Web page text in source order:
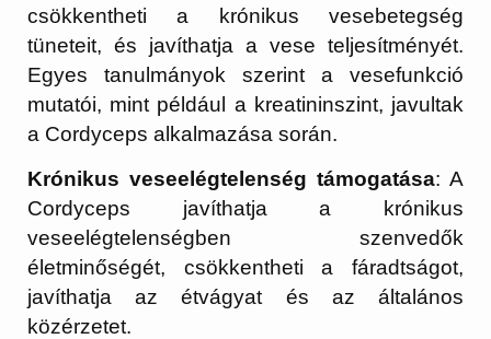
csökkentheti a krónikus vesebetegség
tüneteit, és javíthatja a vese teljesítményét.
Egyes tanulmányok szerint a vesefunkció
mutatói, mint például a kreatininszint, javultak
a Cordyceps alkalmazása során.
Krónikus veseelégtelenség támogatása: A
Cordyceps javíthatja a krónikus
veseelégtelenségben szenvedők
életminőségét, csökkentheti a fáradtságot,
javíthatja az étvágyat és az általános
közérzetet.